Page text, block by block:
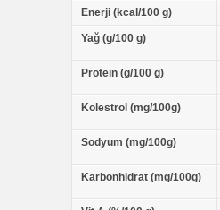
Enerji (kcal/100 g)
Yağ (g/100 g)
Protein (g/100 g)
Kolestrol (mg/100g)
Sodyum (mg/100g)
Karbonhidrat (mg/100g)